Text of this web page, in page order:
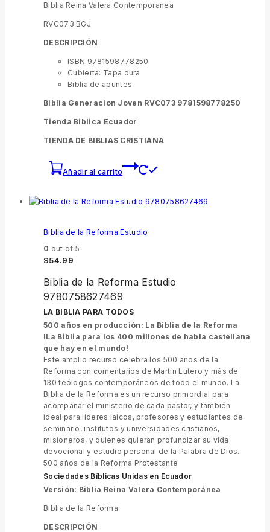
Biblia Reina Valera Contemporanea
RVC073 BGJ
DESCRIPCIÓN
ISBN 9781598778250
Cubierta: Tapa dura
Biblia de apuntes
Biblia Generacion Joven RVC073 9781598778250
Tienda Biblica Ecuador
TIENDA DE BIBLIAS CRISTIANA
Añadir al carrito
Biblia de la Reforma Estudio
0 out of 5
$54.99
Biblia de la Reforma Estudio
9780758627469
LA BIBLIA PARA TODOS
500 años en producción: La Biblia de la Reforma
!La Biblia para los 400 millones de habla castellana
que hay en el mundo!
Este amplio recurso celebra los 500 años de la
Reforma con comentarios de Martín Lutero y más de
130 teólogos contemporáneos de todo el mundo. La
Biblia de la Reforma es un recurso primordial para
acompañar el ministerio de cada pastor, y también
ideal para líderes laicos, profesores y estudiantes de
seminario, institutos y universidades cristianos,
misioneros, y quienes quieran profundizar su vida
devocional y estudio personal de la Palabra de Dios.
500 años de la Reforma Protestante
Sociedades Bíblicas Unidas en Ecuador
Versión: Biblia Reina Valera Contemporánea
Biblia de la Reforma
DESCRIPCIÓN